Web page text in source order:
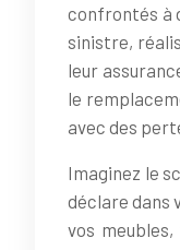
confrontés à
sinistre,
leur
le
avec des
Imaginez le
déclare dans
vos